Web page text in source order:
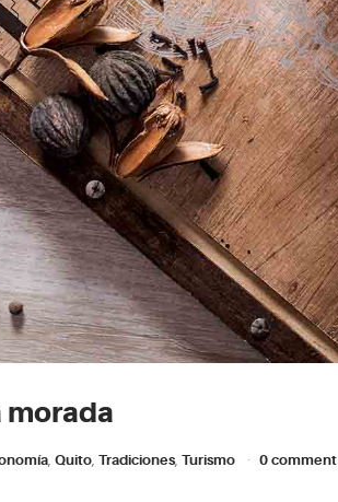
morada
Quito Tradiciones Turismo 0 comment